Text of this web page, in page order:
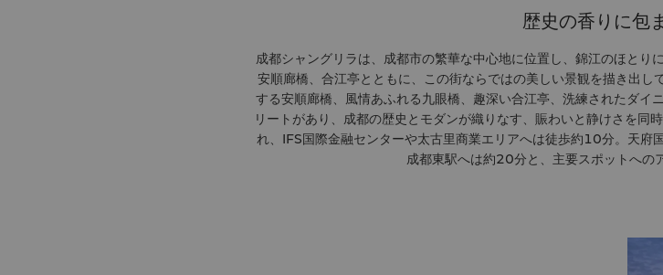
歴史の香りに包
成都シャングリラは、成都市の繁華な中心地に位置し、錦江のほとり
安順廊橋、合江亭とともに、この街ならではの美しい景観を描き出
する安順廊橋、風情あふれる九眼橋、趣深い合江亭、洗練されたダイ
リートがあり、成都の歴史とモダンが織りなす、賑わいと静けさを同
れ、IFS国際金融センターや太古里商業エリアへは徒歩約10分。天府
成都東駅へは約20分と、主要スポットへの